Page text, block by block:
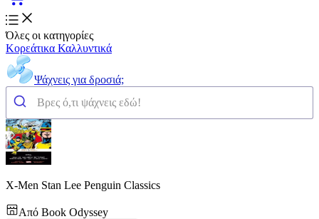
Όλες οι κατηγορίες
Κορεάτικα Καλλυντικά
Ψάχνεις για δροσιά;
X-Men Stan Lee Penguin Classics
Από Book Odyssey